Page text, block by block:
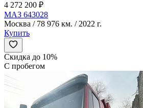
4 272 200 ₽
МАЗ 643028
Москва / 78 976 км. / 2022 г.
Купить
Скидка до 10%
С пробегом